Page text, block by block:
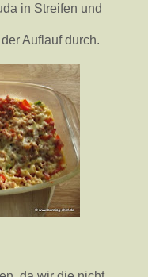
in Streifen und
Auflauf durch.